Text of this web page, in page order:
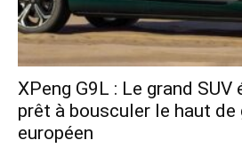
XPeng G9L : Le grand
prêt à bousculer le haut de
européen